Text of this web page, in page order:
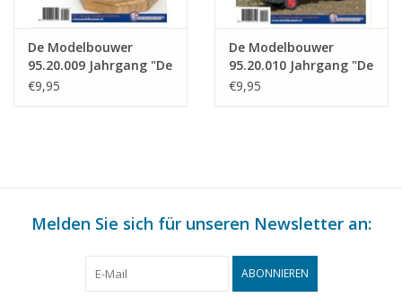
De Modelbouwer
95.20.009 Jahrgang "De
Modelbouwer"
€9,95
De Modelbouwer
95.20.010 Jahrgang "De
Modelbouwer"
€9,95
Melden Sie sich für unseren Newsletter an:
ABONNIEREN